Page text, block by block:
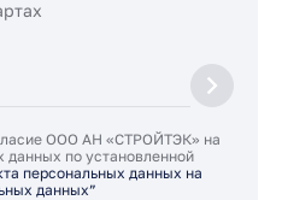
ООО АН «СТРОЙТЭК» на
данных по установленной
персональных данных на
данных”